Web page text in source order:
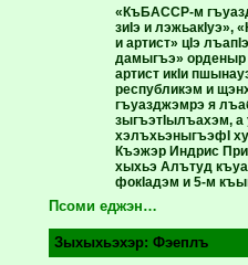
«КъБАССР-м
зиIэ и лэжьакIуэ»,
и артист» цIэ
дамыгъэ»
артист икIи
республикэм и
гъуазджэмрэ я
зыгъэтIылъахэм,
хэлъхьэныгъэфI
Къэжэр Индрис
хыхьэ Алътуд
фокIадэм и 5-м
Псоми еджэн…
Зыхыхьэхэр:Фэеплъ